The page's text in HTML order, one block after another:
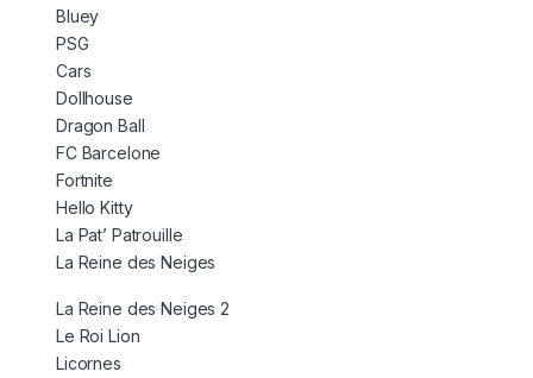
Bluey
PSG
Cars
Dollhouse
Dragon Ball
FC Barcelone
Fortnite
Hello Kitty
La Pat’ Patrouille
La Reine des Neiges
La Reine des Neiges 2
Le Roi Lion
Licornes